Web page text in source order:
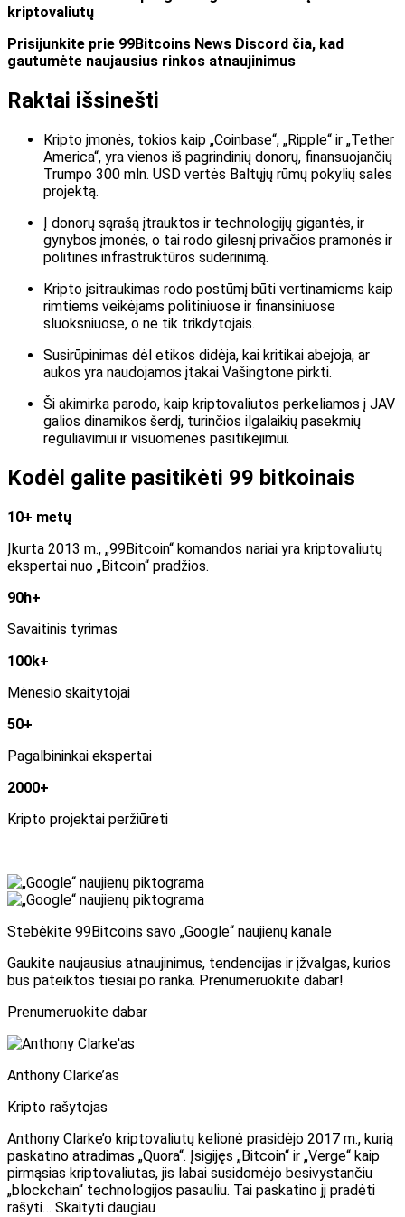
kriptovaliutų
Prisijunkite prie 99Bitcoins News Discord čia, kad
gautumėte naujausius rinkos atnaujinimus
Raktai išsinešti
Kripto įmonės, tokios kaip „Coinbase“, „Ripple“ ir „Tether
America“, yra vienos iš pagrindinių donorų, finansuojančių
Trumpo 300 mln. USD vertės Baltųjų rūmų pokylių salės
projektą.
Į donorų sąrašą įtrauktos ir technologijų gigantės, ir
gynybos įmonės, o tai rodo gilesnį privačios pramonės ir
politinės infrastruktūros suderinimą.
Kripto įsitraukimas rodo postūmį būti vertinamiems kaip
rimtiems veikėjams politiniuose ir finansiniuose
sluoksniuose, o ne tik trikdytojais.
Susirūpinimas dėl etikos didėja, kai kritikai abejoja, ar
aukos yra naudojamos įtakai Vašingtone pirkti.
Ši akimirka parodo, kaip kriptovaliutos perkeliamos į JAV
galios dinamikos šerdį, turinčios ilgalaikių pasekmių
reguliavimui ir visuomenės pasitikėjimui.
Kodėl galite pasitikėti 99 bitkoinais
10+ metų
Įkurta 2013 m., „99Bitcoin“ komandos nariai yra kriptovaliutų
ekspertai nuo „Bitcoin“ pradžios.
90h+
Savaitinis tyrimas
100k+
Mėnesio skaitytojai
50+
Pagalbininkai ekspertai
2000+
Kripto projektai peržiūrėti
Stebėkite 99Bitcoins savo „Google“ naujienų kanale
Gaukite naujausius atnaujinimus, tendencijas ir įžvalgas, kurios
bus pateiktos tiesiai po ranka. Prenumeruokite dabar!
Prenumeruokite dabar
Anthony Clarke’as
Kripto rašytojas
Anthony Clarke’o kriptovaliutų kelionė prasidėjo 2017 m., kurią
paskatino atradimas „Quora“. Įsigijęs „Bitcoin“ ir „Verge“ kaip
pirmąsias kriptovaliutas, jis labai susidomėjo besivystančiu
„blockchain“ technologijos pasauliu. Tai paskatino jį pradėti
rašyti… Skaityti daugiau